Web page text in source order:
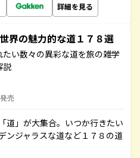
詳細を見る
界の魅力的な道１７８選
たい数々の異彩な道を旅の雑学
説
売
道」が大集合。いつか行きたい
ンジャラスな道など１７８の道